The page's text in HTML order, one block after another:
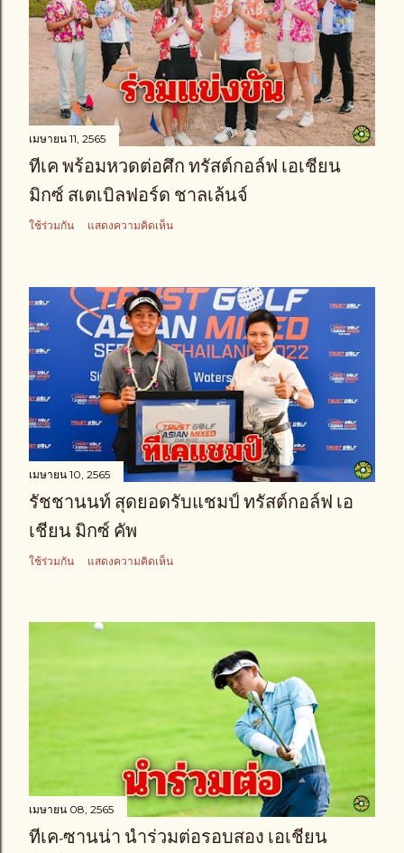
เมษายน 11, 2565
ทีเค พร้อมหวดต่อศึก ทรัสต์กอล์ฟ เอเชียน
มิกซ์ สเตเบิลฟอร์ด ชาลเล้นจ์
ใช้ร่วมกัน แสดงความคิดเห็น
เมษายน 10, 2565
รัชชานนท์ สุดยอดรับแชมป์ ทรัสต์กอล์ฟ เอ
เชียน มิกซ์ คัพ
ใช้ร่วมกัน แสดงความคิดเห็น
เมษายน 08, 2565
ทีเค-ซานน่า นำร่วมต่อรอบสอง เอเชียน